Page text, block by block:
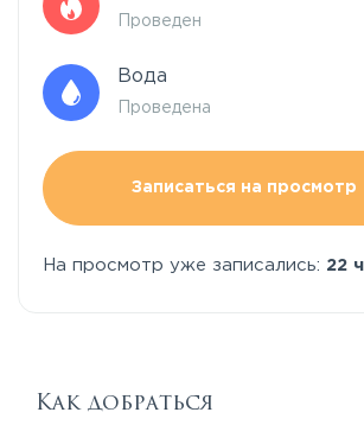
Проведен
Вода
Проведена
Записаться на просмотр
На просмотр уже записались: 22
Как добраться